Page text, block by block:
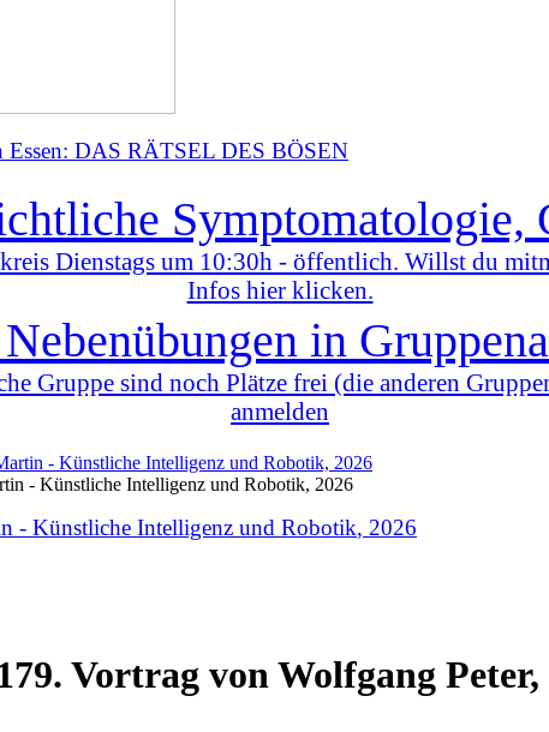
Essen: DAS RÄTSEL DES BÖSEN
Symptomatologie,
Dienstags um 10:30h - öffentlich. Willst du
Infos hier klicken.
in
Gruppe sind noch Plätze frei (die anderen
anmelden
- Künstliche Intelligenz und Robotik, 2026
- Künstliche Intelligenz und Robotik, 2026
Vortrag von Wolfgang Peter,